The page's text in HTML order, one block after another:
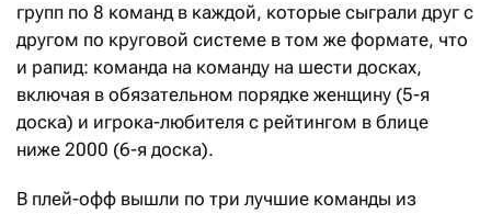
групп по 8 команд в каждой, которые сыграли друг с
другом по круговой системе в том же формате, что
и рапид: команда на команду на шести досках,
включая в обязательном порядке женщину (5-я
доска) и игрока-любителя с рейтингом в блице
ниже 2000 (6-я доска).
В плей-офф вышли по три лучшие команды из